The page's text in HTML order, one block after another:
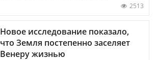
2513
Новое исследование показало,
что Земля постепенно заселяет
Венеру жизнью